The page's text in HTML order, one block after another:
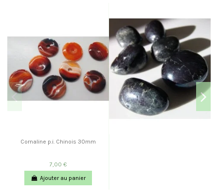
Cornaline p.i. Chinois 30mm
7,00 €
Ajouter au panier